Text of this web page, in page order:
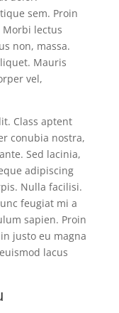
sem. Proin
lectus
non, massa.
Mauris
vel,
Class aptent
conubia nostra,
Sed lacinia,
adipiscing
Nulla facilisi.
feugiat mi a
sapien. Proin
justo eu magna
lacus